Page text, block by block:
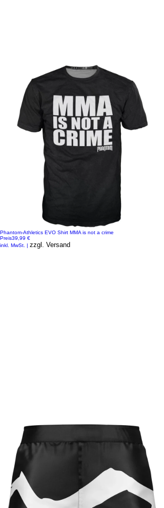
Phantom-Athletics EVO Shirt MMA is not a crime
Preis39,99 €
inkl. MwSt. | zzgl. Versand